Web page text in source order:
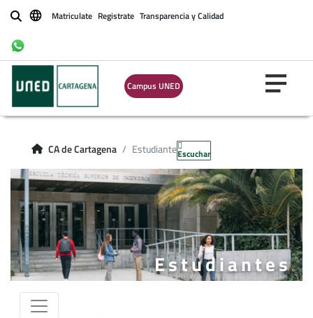
BuscarMatriculate Registrate Transparencia y Calidad
Campus UNED
CA de Cartagena EstudiantesEscuchar
Estudiantes